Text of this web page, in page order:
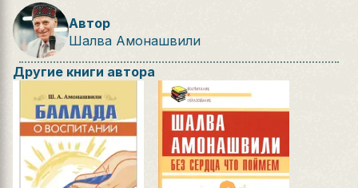
Автор
Шалва Амонашвили
Другие книги автора